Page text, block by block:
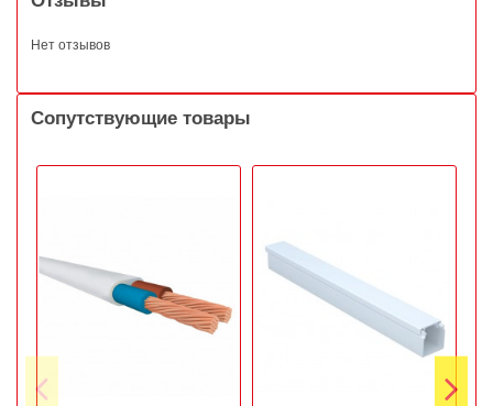
Нет отзывов
Сопутствующие товары